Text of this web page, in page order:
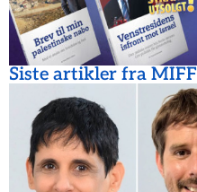
Siste artikler fra MIFF